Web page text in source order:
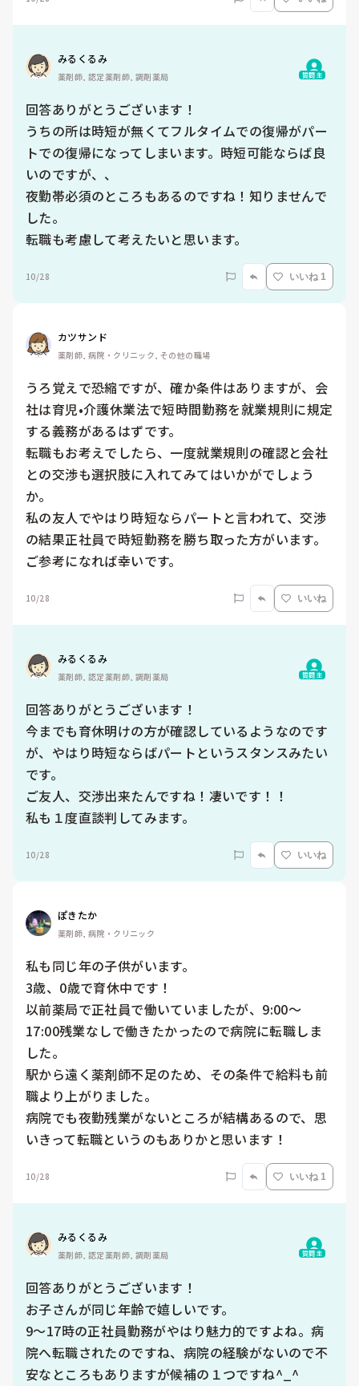
みるくるみ
薬剤師, 認定薬剤師, 調剤薬局 質問主
回答ありがとうございます！
うちの所は時短が無くてフルタイムでの復帰がパー
トでの復帰になってしまいます。時短可能ならば良
いのですが、、
夜勤帯必須のところもあるのですね！知りませんで
した。
転職も考慮して考えたいと思います。
10/28 いいね 1
カツサンド
薬剤師, 病院・クリニック, その他の職場
うろ覚えで恐縮ですが、確か条件はありますが、会
社は育児•介護休業法で短時間勤務を就業規則に規定
する義務があるはずです。
転職もお考えでしたら、一度就業規則の確認と会社
との交渉も選択肢に入れてみてはいかがでしょう
か。
私の友人でやはり時短ならパートと言われて、交渉
の結果正社員で時短勤務を勝ち取った方がいます。
ご参考になれば幸いです。
10/28 いいね
みるくるみ
薬剤師, 認定薬剤師, 調剤薬局 質問主
回答ありがとうございます！
今までも育休明けの方が確認しているようなのです
が、やはり時短ならばパートというスタンスみたい
です。
ご友人、交渉出来たんですね！凄いです！！
私も１度直談判してみます。
10/28 いいね
ぽきたか
薬剤師, 病院・クリニック
私も同じ年の子供がいます。
3歳、0歳で育休中です！
以前薬局で正社員で働いていましたが、9:00～
17:00残業なしで働きたかったので病院に転職しま
した。
駅から遠く薬剤師不足のため、その条件で給料も前
職より上がりました。
病院でも夜勤残業がないところが結構あるので、思
いきって転職というのもありかと思います！
10/28 いいね 1
みるくるみ
薬剤師, 認定薬剤師, 調剤薬局 質問主
回答ありがとうございます！
お子さんが同じ年齢で嬉しいです。
9〜17時の正社員勤務がやはり魅力的ですよね。病
院へ転職されたのですね、病院の経験がないので不
安なところもありますが候補の１つですね^_^